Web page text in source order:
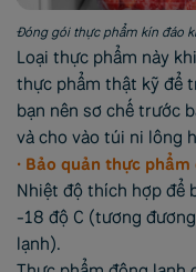
Đóng gói thực phẩm kín đáo
Loại thực phẩm này
thực phẩm thật kỹ để
bạn nên sơ chế trước
và cho vào túi ni lông
• Bảo quản thực
Nhiệt độ thích hợp để
-18 độ C (tương
lạnh).